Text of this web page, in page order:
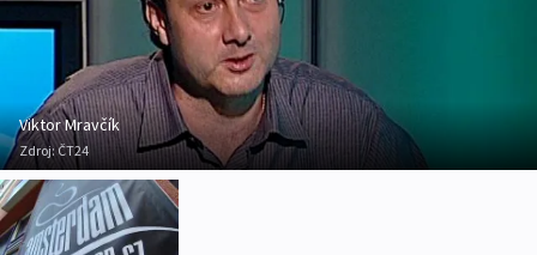
Viktor Mravčík
Zdroj:ČT24